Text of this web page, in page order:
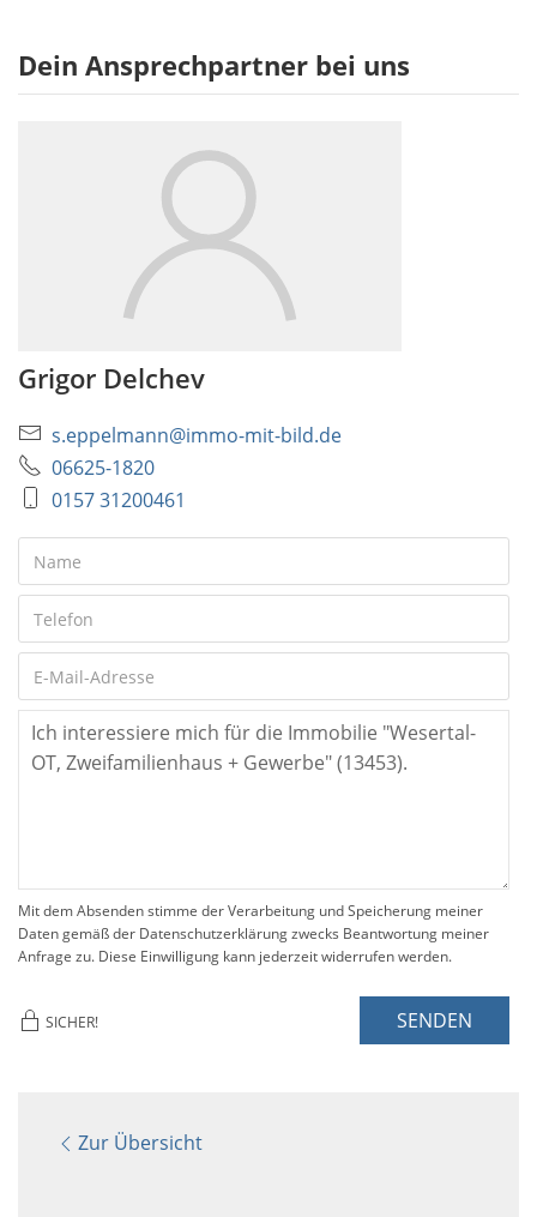
Dein Ansprechpartner bei uns
Grigor Delchev
s.eppelmann@immo-mit-bild.de
06625-1820
0157 31200461
Mit dem Absenden stimme der Verarbeitung und Speicherung meiner
Daten gemäß der Datenschutzerklärung zwecks Beantwortung meiner
Anfrage zu. Diese Einwilligung kann jederzeit widerrufen werden.
SICHER! SENDEN
Zur Übersicht